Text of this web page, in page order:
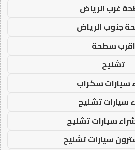
غرب الرياض
جنوب الرياض
اقرب سطحة
تشليح
سيارات سكراب
سيارات تشليح
سيارات تشليح
سيارات تشليح